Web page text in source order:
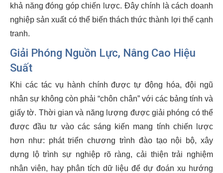
khả năng đóng góp chiến lược. Đây chính là cách doanh
nghiệp sản xuất có thể biến thách thức thành lợi thế cạnh
tranh.
Giải Phóng Nguồn Lực, Nâng Cao Hiệu
Suất
Khi các tác vụ hành chính được tự động hóa, đội ngũ
nhân sự không còn phải “chôn chân” với các bảng tính và
giấy tờ. Thời gian và năng lượng được giải phóng có thể
được đầu tư vào các sáng kiến mang tính chiến lược
hơn như: phát triển chương trình đào tạo nội bộ, xây
dựng lộ trình sự nghiệp rõ ràng, cải thiện trải nghiệm
nhân viên, hay phân tích dữ liệu để dự đoán xu hướng